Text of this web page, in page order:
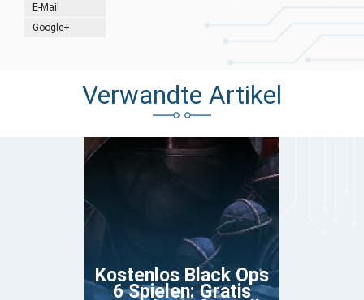
E-Mail
Google+
Verwandte Artikel
Kostenlos Black Ops
6 Spielen: Gratis